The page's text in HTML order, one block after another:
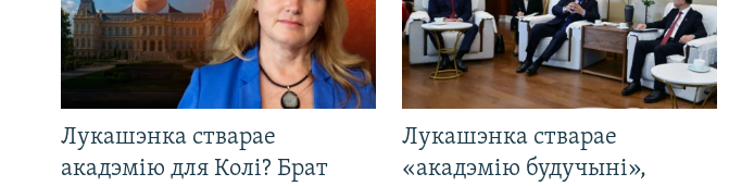
Лукашэнка стварае
акадэмію для Колі? Брат
Лукашэнка стварае
«акадэмію будучыні»,